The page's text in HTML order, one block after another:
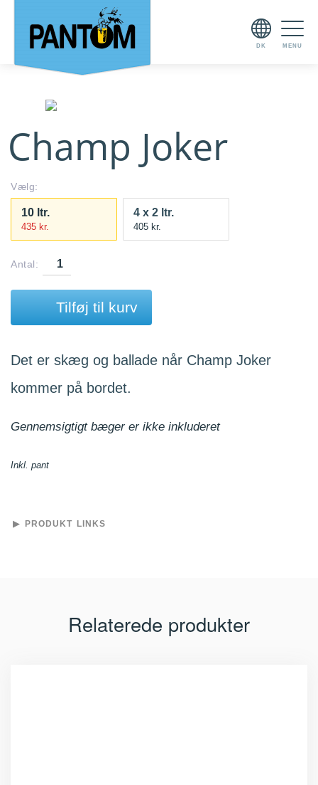
DK MENU
Champ Joker
10 ltr.
435 kr.
4 x 2 ltr.
405 kr.
Antal:
Tilføj til kurv
Det er skæg og ballade når Champ Joker
kommer på bordet.
Gennemsigtigt bæger er ikke inkluderet
Inkl. pant
PRODUKT LINKS
Relaterede produkter